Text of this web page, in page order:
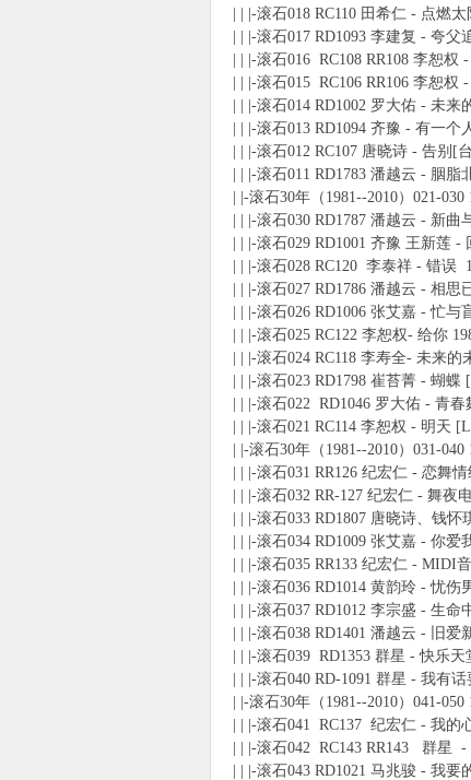
| | |-滚石018 RC110 田希仁 - 点燃
| | |-滚石017 RD1093 李建复 - 夸
| | |-滚石016 RC108 RR108 李恕
| | |-滚石015 RC106 RR106 李恕
| | |-滚石014 RD1002 罗大佑 - 未
| | |-滚石013 RD1094 齐豫 - 有一
| | |-滚石012 RC107 唐晓诗 - 告别[
| | |-滚石011 RD1783 潘越云 - 胭
| |-滚石30年（1981--2010）021-030
| | |-滚石030 RD1787 潘越云 - 新曲
| | |-滚石029 RD1001 齐豫 王新莲
| | |-滚石028 RC120 李泰祥 - 错误
| | |-滚石027 RD1786 潘越云 - 相
| | |-滚石026 RD1006 张艾嘉 - 忙
| | |-滚石025 RC122 李恕权- 给你
| | |-滚石024 RC118 李寿全- 未来
| | |-滚石023 RD1798 崔苔菁 - 蝴
| | |-滚石022 RD1046 罗大佑 - 青
| | |-滚石021 RC114 李恕权 - 明天
| |-滚石30年（1981--2010）031-040
| | |-滚石031 RR126 纪宏仁 - 恋舞
| | |-滚石032 RR-127 纪宏仁 - 舞
| | |-滚石033 RD1807 唐晓诗、钱
| | |-滚石034 RD1009 张艾嘉 - 你
| | |-滚石035 RR133 纪宏仁 - MIDI
| | |-滚石036 RD1014 黄韵玲 - 忧伤
| | |-滚石037 RD1012 李宗盛 - 生命
| | |-滚石038 RD1401 潘越云 - 旧
| | |-滚石039 RD1353 群星 - 快乐天
| | |-滚石040 RD-1091 群星 - 我有
| |-滚石30年（1981--2010）041-050
| | |-滚石041 RC137 纪宏仁 - 我的
| | |-滚石042 RC143 RR143 群星
| | |-滚石043 RD1021 马兆骏 - 我